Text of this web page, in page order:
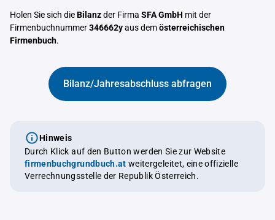
Holen Sie sich dieBilanzder Firma SFA GmbH mit der
Firmenbuchnummer346662yaus demösterreichischen
Firmenbuch.
Bilanz/Jahresabschluss abfragen
Hinweis
Durch Klick auf den Button werden Sie zur Website
firmenbuchgrundbuch.at weitergeleitet, eine offizielle
Verrechnungsstelle der Republik Österreich.